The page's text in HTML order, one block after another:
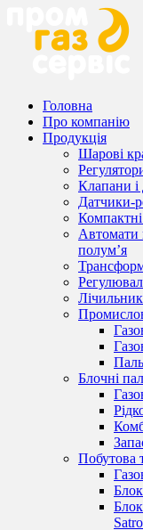
Головна
Про компанію
Продукція
Шарові
Клапани і
Датчики-
Автомати
полум’я
Блочні
Побутова